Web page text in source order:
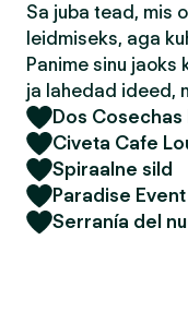
Sa juba tead, mis
leidmiseks, aga
Panime sinu jaoks
ja lahedad ideed,
Dos Cosechas
Civeta Cafe
Spiraalne sild
Paradise
Serranía del